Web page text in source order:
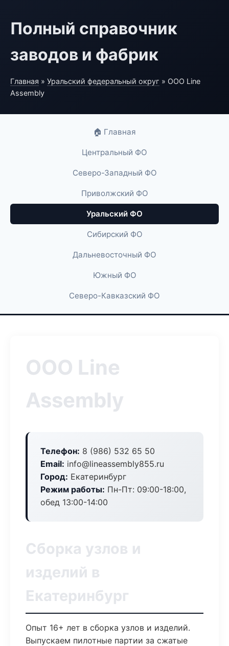
Полный справочник
заводов и фабрик
Главная » Уральский федеральный округ » ООО Line
Assembly
🏠 Главная
Центральный ФО
Северо-Западный ФО
Приволжский ФО
Уральский ФО
Сибирский ФО
Дальневосточный ФО
Южный ФО
Северо-Кавказский ФО
ООО Line
Assembly
Телефон: 8 (986) 532 65 50
Email: info@lineassembly855.ru
Город: Екатеринбург
Режим работы: Пн-Пт: 09:00-18:00,
обед 13:00-14:00
Сборка узлов и
изделий в
Екатеринбург
Опыт 16+ лет в сборка узлов и изделий.
Выпускаем пилотные партии за сжатые